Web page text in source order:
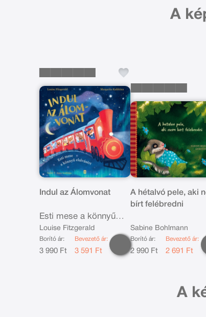
A
Indul az Álomvonat
Esti mese a könnyű
elalvásért
Louise Fitzgerald
Borító ár:
3 990 Ft
Bevezető ár:
3 591 Ft
A hétalvó pele, aki
bírt felébredni
Sabine Bohlmann
Borító ár:
2 990 Ft
Bevezető ár:
2 691 Ft
A